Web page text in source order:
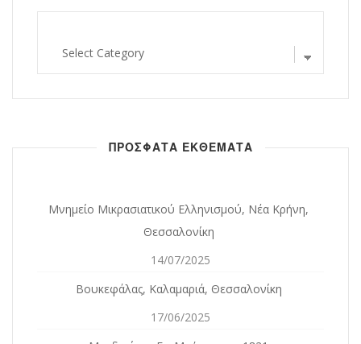
ΠΡΟΣΦΑΤΑ ΕΚΘΕΜΑΤΑ
Μνημείο Μικρασιατικού Ελληνισμού, Νέα Κρήνη,
Θεσσαλονίκη
14/07/2025
Βουκεφάλας, Καλαμαριά, Θεσσαλονίκη
17/06/2025